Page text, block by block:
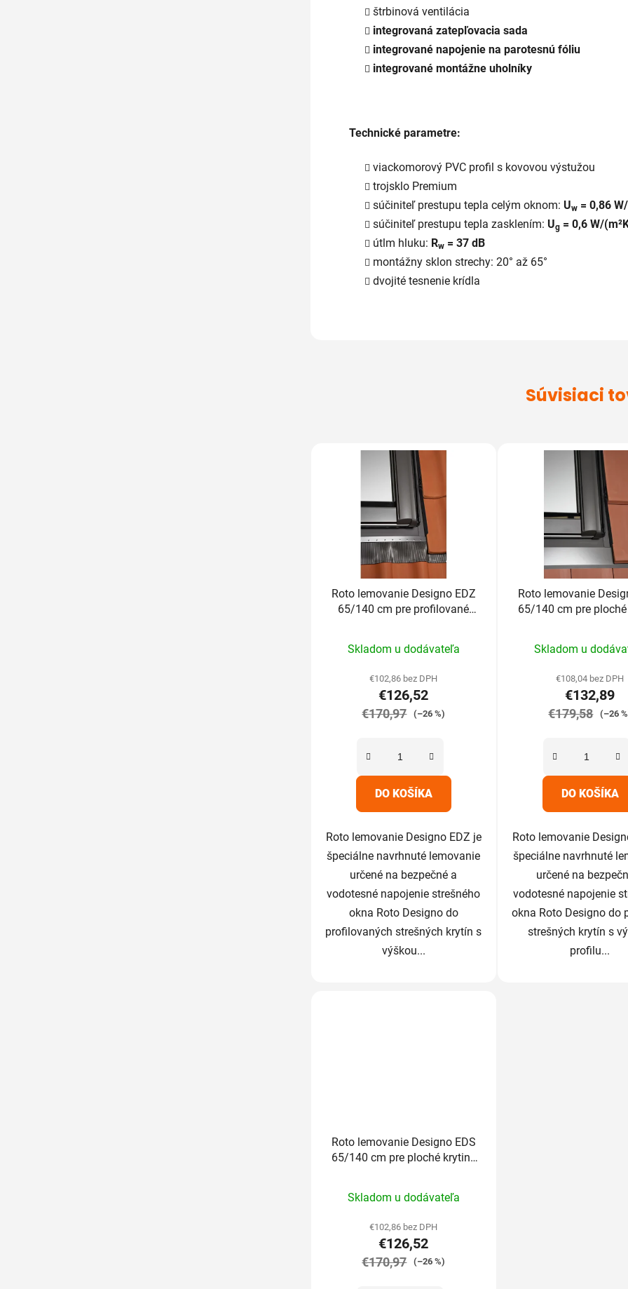
štrbinová ventilácia
integrovaná zatepľovacia sada
integrované napojenie na parotesnú fóliu
integrované montážne uholníky
Technické parametre:
viackomorový PVC profil s kovovou výstužou
trojsklo Premium
súčiniteľ prestupu tepla celým oknom: Uw = 0,86
súčiniteľ prestupu tepla zasklením: Ug = 0,6 W/
útlm hluku: Rw = 37 dB
montážny sklon strechy: 20° až 65°
dvojité tesnenie krídla
Súvisiaci
Roto lemovanie Designo EDZ
65/140 cm pre profilované
hodnotenie
produktu
je
5,0
Skladom u dodávateľa
€102,86 bez DPH
€126,52
€170,97 (–26 %)
DO KOŠÍKA
Roto lemovanie Designo EDZ je
špeciálne navrhnuté lemovanie
určené na bezpečné a
vodotesné napojenie strešného
okna Roto Designo do
profilovaných strešných krytín s
výškou...
Roto lemovanie
65/140 cm pre
produktu
je
5,0
Skladom u
€108,04 bez DPH
€132,89
€179,58 (–26
DO KOŠÍKA
Roto lemovanie
špeciálne navrhnuté
určené na
vodotesné napojenie
okna Roto Designo do
strešných krytín s
profilu...
Roto lemovanie Designo EDS
65/140 cm pre ploché krytiny
hodnotenie
produktu
je
5,0
Skladom u dodávateľa
€102,86 bez DPH
€126,52
€170,97 (–26 %)